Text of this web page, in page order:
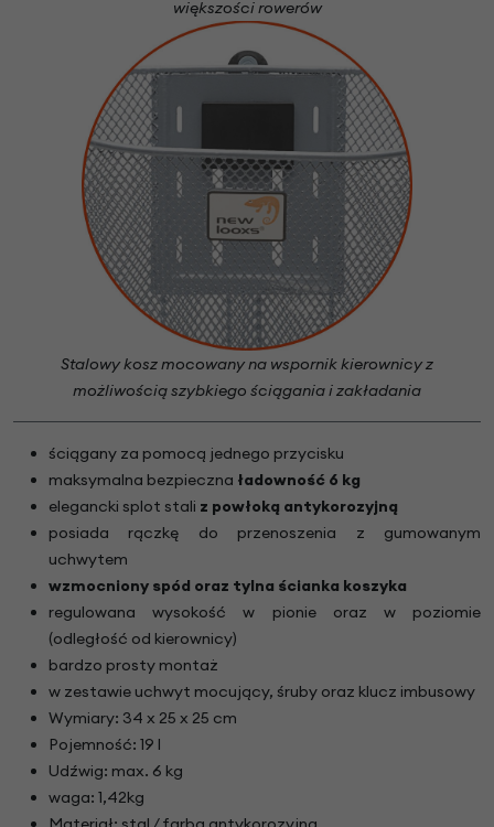
większości rowerów
Stalowy kosz mocowany na wspornik kierownicy z
możliwością szybkiego ściągania i zakładania
ściągany za pomocą jednego przycisku
maksymalna bezpieczna ładowność 6 kg
elegancki splot stali z powłoką antykorozyjną
posiada rączkę do przenoszenia z gumowanym
uchwytem
wzmocniony spód oraz tylna ścianka koszyka
regulowana wysokość w pionie oraz w poziomie
(odległość od kierownicy)
bardzo prosty montaż
w zestawie uchwyt mocujący, śruby oraz klucz imbusowy
Wymiary: 34 x 25 x 25 cm
Pojemność: 19 l
Udźwig: max. 6 kg
waga: 1,42kg